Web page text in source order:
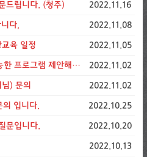
드립니다. (청주) 2022.11.16
다, 2022.11.08
육 일정 2022.11.05
로그램 제안해주세요 2022.11.02
) 문의 2022.11.02
의 입니다. 2022.10.25
문입니다. 2022.10.20
2022.10.13